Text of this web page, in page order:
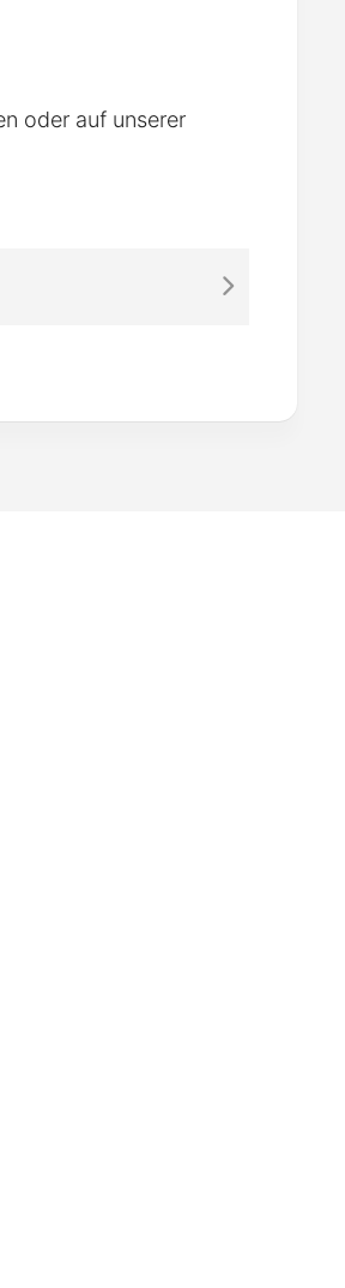
oder auf unserer